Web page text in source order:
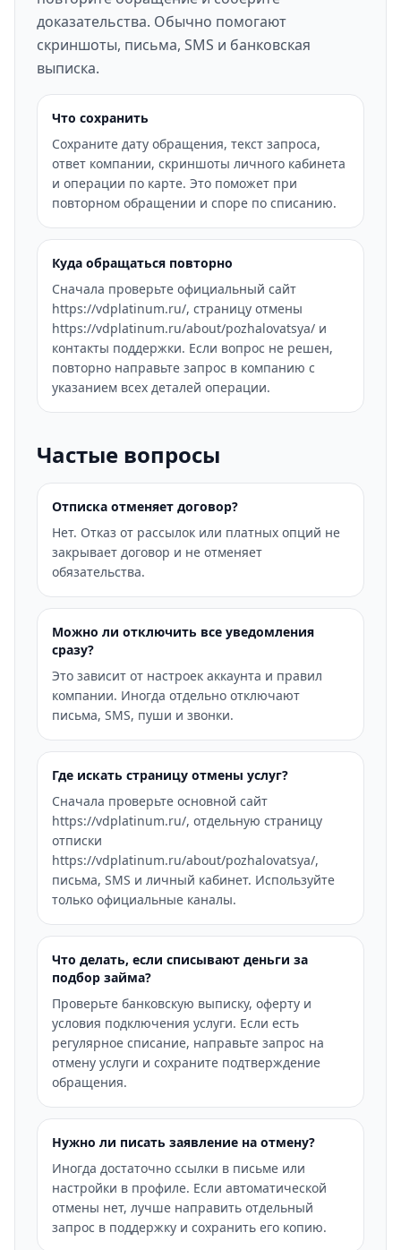
доказательства. Обычно помогают
скриншоты, письма, SMS и банковская
выписка.
Что сохранить
Сохраните дату обращения, текст запроса,
ответ компании, скриншоты личного кабинета
и операции по карте. Это поможет при
повторном обращении и споре по списанию.
Куда обращаться повторно
Сначала проверьте официальный сайт
https://vdplatinum.ru/, страницу отмены
https://vdplatinum.ru/about/pozhalovatsya/ и
контакты поддержки. Если вопрос не решен,
повторно направьте запрос в компанию с
указанием всех деталей операции.
Частые вопросы
Отписка отменяет договор?
Нет. Отказ от рассылок или платных опций не
закрывает договор и не отменяет
обязательства.
Можно ли отключить все уведомления
сразу?
Это зависит от настроек аккаунта и правил
компании. Иногда отдельно отключают
письма, SMS, пуши и звонки.
Где искать страницу отмены услуг?
Сначала проверьте основной сайт
https://vdplatinum.ru/, отдельную страницу
отписки
https://vdplatinum.ru/about/pozhalovatsya/,
письма, SMS и личный кабинет. Используйте
только официальные каналы.
Что делать, если списывают деньги за
подбор займа?
Проверьте банковскую выписку, оферту и
условия подключения услуги. Если есть
регулярное списание, направьте запрос на
отмену услуги и сохраните подтверждение
обращения.
Нужно ли писать заявление на отмену?
Иногда достаточно ссылки в письме или
настройки в профиле. Если автоматической
отмены нет, лучше направить отдельный
запрос в поддержку и сохранить его копию.